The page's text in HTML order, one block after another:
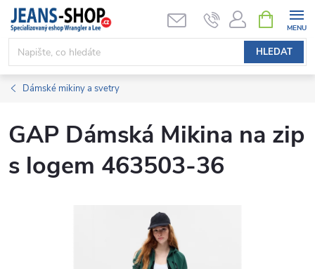
Přejít
obsah
HLEDAT
NÁKUPNÍ
KOŠÍK
Dámské mikiny a svetry
GAP Dámská Mikina na zip
s logem 463503-36